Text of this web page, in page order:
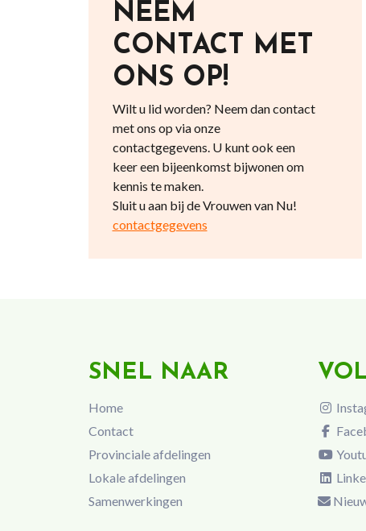
NEEM
CONTACT MET
ONS OP!
Wilt u lid worden? Neem dan contact
met ons op via onze
contactgegevens. U kunt ook een
keer een bijeenkomst bijwonen om
kennis te maken.
Sluit u aan bij de Vrouwen van Nu!
contactgegevens
SNEL NAAR
Home
Contact
Provinciale afdelingen
Lokale afdelingen
Samenwerkingen